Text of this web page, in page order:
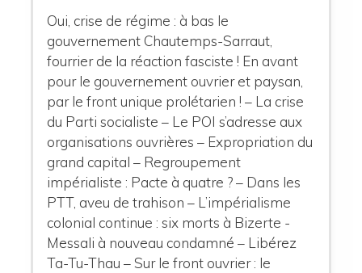
Oui, crise de régime : à bas le
gouvernement Chautemps-Sarraut,
fourrier de la réaction fasciste ! En avant
pour le gouvernement ouvrier et paysan,
par le front unique prolétarien ! – La crise
du Parti socialiste – Le POI s’adresse aux
organisations ouvrières – Expropriation du
grand capital – Regroupement
impérialiste : Pacte à quatre ? – Dans les
PTT, aveu de trahison – L’impérialisme
colonial continue : six morts à Bizerte -
Messali à nouveau condamné – Libérez
Ta-Tu-Thau – Sur le front ouvrier : le